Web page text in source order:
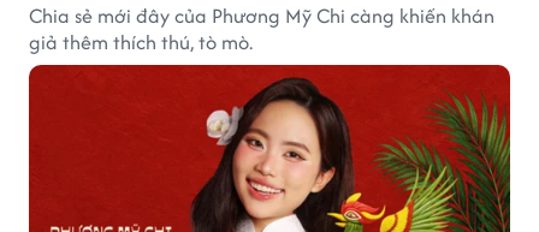
Chia sẻ mới đây của Phương Mỹ Chi càng khiến khán
giả thêm thích thú, tò mò.